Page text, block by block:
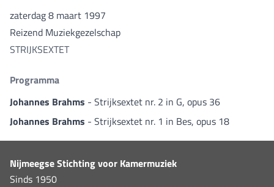
zaterdag 8 maart 1997
Reizend Muziekgezelschap
STRIJKSEXTET
Programma
Johannes Brahms - Strijksextet nr. 2 in G, opus 36
Johannes Brahms - Strijksextet nr. 1 in Bes, opus 18
Nijmeegse Stichting voor Kamermuziek
Sinds 1950